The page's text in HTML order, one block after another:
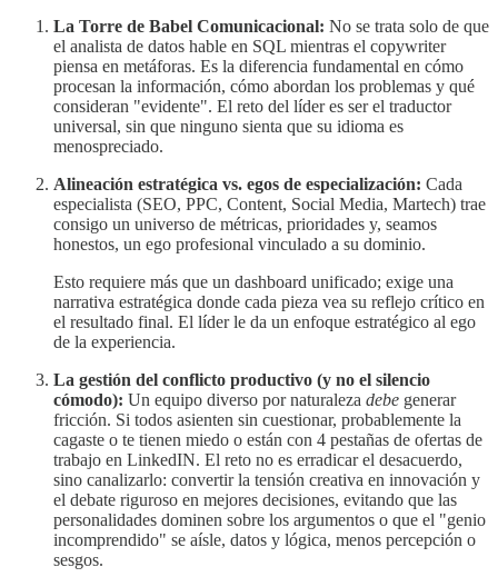
La Torre de Babel Comunicacional: No se trata solo de que
el analista de datos hable en SQL mientras el copywriter
piensa en metáforas. Es la diferencia fundamental en cómo
procesan la información, cómo abordan los problemas y qué
consideran "evidente". El reto del líder es ser el traductor
universal, sin que ninguno sienta que su idioma es
menospreciado.
Alineación estratégica vs. egos de especialización: Cada
especialista (SEO, PPC, Content, Social Media, Martech) trae
consigo un universo de métricas, prioridades y, seamos
honestos, un ego profesional vinculado a su dominio.
Esto requiere más que un dashboard unificado; exige una
narrativa estratégica donde cada pieza vea su reflejo crítico en
el resultado final. El líder le da un enfoque estratégico al ego
de la experiencia.
La gestión del conflicto productivo (y no el silencio
cómodo): Un equipo diverso por naturaleza debe generar
fricción. Si todos asienten sin cuestionar, probablemente la
cagaste o te tienen miedo o están con 4 pestañas de ofertas de
trabajo en LinkedIN. El reto no es erradicar el desacuerdo,
sino canalizarlo: convertir la tensión creativa en innovación y
el debate riguroso en mejores decisiones, evitando que las
personalidades dominen sobre los argumentos o que el "genio
incomprendido" se aísle, datos y lógica, menos percepción o
sesgos.